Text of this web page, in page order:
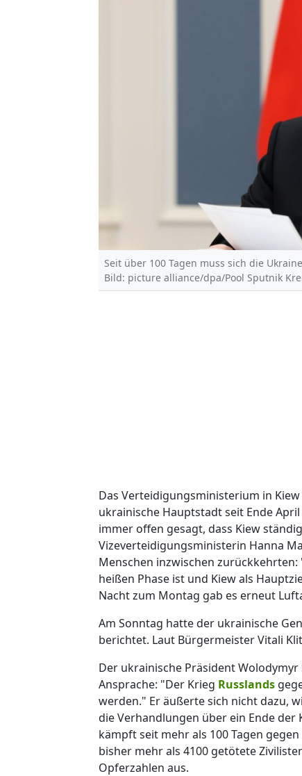
Seit über 100 Tagen muss sich die
Bild: picture alliance/dpa/Pool Sputnik
Das Verteidigungsministerium in
ukrainische Hauptstadt seit Ende
immer offen gesagt, dass Kiew
Vizeverteidigungsministerin Hanna
Menschen inzwischen
heißen Phase ist und Kiew als
Nacht zum Montag gab es erneut
Am Sonntag hatte der ukrainische
berichtet. Laut Bürgermeister Vitali
Der ukrainische Präsident
Ansprache: "Der Krieg Russlands
werden." Er äußerte sich nicht dazu,
die Verhandlungen über ein Ende
kämpft seit mehr als 100 Tagen
bisher mehr als 4100 getötete
Opferzahlen aus.